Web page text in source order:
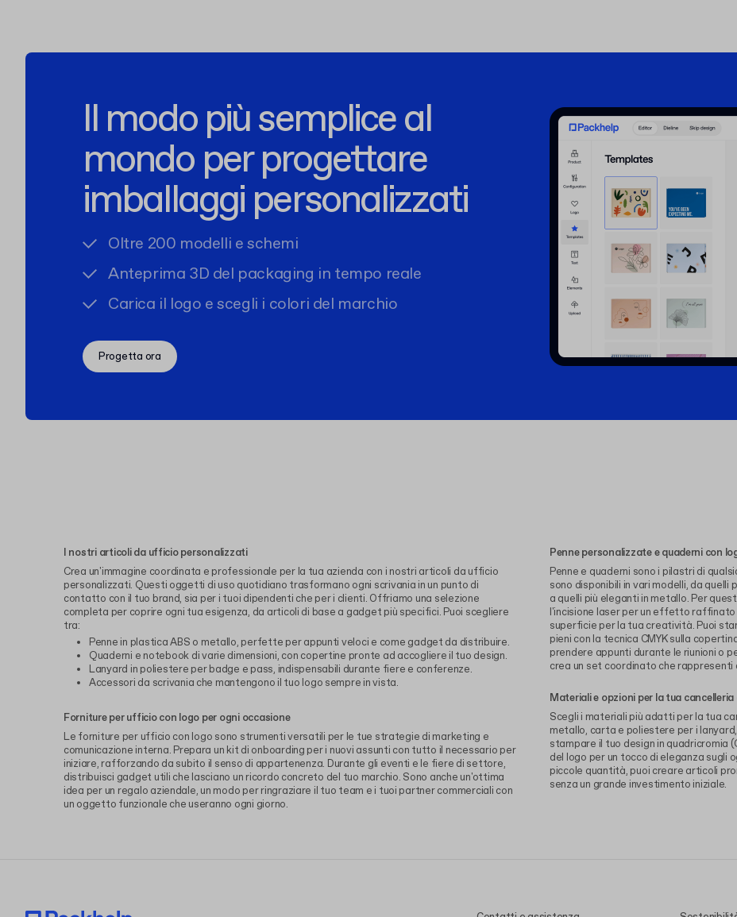
Il modo più semplice al
mondo per progettare
imballaggi personalizzati
Oltre 200 modelli e schemi
Anteprima 3D del packaging in tempo reale
Carica il logo e scegli i colori del marchio
Progetta ora
I nostri articoli da ufficio personalizzati
Crea un'immagine coordinata e professionale per la tua azienda con i nostri articoli da ufficio
personalizzati. Questi oggetti di uso quotidiano trasformano ogni scrivania in un punto di
contatto con il tuo brand, sia per i tuoi dipendenti che per i clienti. Offriamo una selezione
completa per coprire ogni tua esigenza, da articoli di base a gadget più specifici. Puoi scegliere
tra:
Penne in plastica ABS o metallo, perfette per appunti veloci e come gadget da distribuire.
Quaderni e notebook di varie dimensioni, con copertine pronte ad accogliere il tuo design.
Lanyard in poliestere per badge e pass, indispensabili durante fiere e conferenze.
Accessori da scrivania che mantengono il tuo logo sempre in vista.
Forniture per ufficio con logo per ogni occasione
Le forniture per ufficio con logo sono strumenti versatili per le tue strategie di marketing e
comunicazione interna. Prepara un kit di onboarding per i nuovi assunti con tutto il necessario per
iniziare, rafforzando da subito il senso di appartenenza. Durante gli eventi e le fiere di settore,
distribuisci gadget utili che lasciano un ricordo concreto del tuo marchio. Sono anche un'ottima
idea per un regalo aziendale, un modo per ringraziare il tuo team e i tuoi partner commerciali con
un oggetto funzionale che useranno ogni giorno.
Penne personalizzate e quaderni con
Penne e quaderni sono i pilastri di
sono disponibili in vari modelli, da quelli
a quelli più eleganti in metallo. Per
l'incisione laser per un effetto raffinato
superficie per la tua creatività. Puoi
pieni con la tecnica CMYK sulla
prendere appunti durante le riunioni o
crea un set coordinato che
Materiali e opzioni per la tua cancelleria
Scegli i materiali più adatti per la tua
metallo, carta e poliestere per i
stampare il tuo design in quadricromia
del logo per un tocco di eleganza sugli
piccole quantità, puoi creare articoli
senza un grande investimento iniziale.